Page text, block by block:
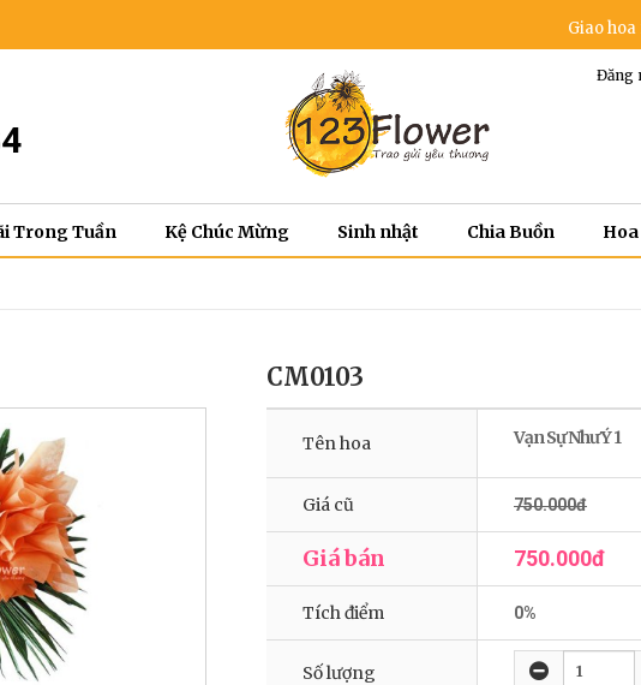
Giao hoa miễn
Đăng
Trong Tuần Kệ Chúc Mừng Sinh nhật Chia Buồn
CM0103
Tên hoa Vạn Sự Như Ý 1
Giá cũ 750.000đ
Giá bán 750.000đ
Tích điểm 0%
Số lượng